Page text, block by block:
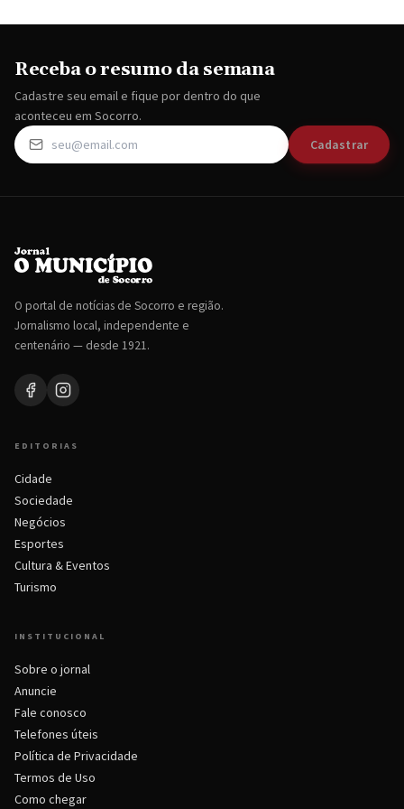
Receba o resumo da semana
Cadastre seu email e fique por dentro do que
aconteceu em Socorro.
Cadastrar
O portal de notícias de Socorro e região.
Jornalismo local, independente e
centenário — desde 1921.
EDITORIAS
Cidade
Sociedade
Negócios
Esportes
Cultura & Eventos
Turismo
INSTITUCIONAL
Sobre o jornal
Anuncie
Fale conosco
Telefones úteis
Política de Privacidade
Termos de Uso
Como chegar